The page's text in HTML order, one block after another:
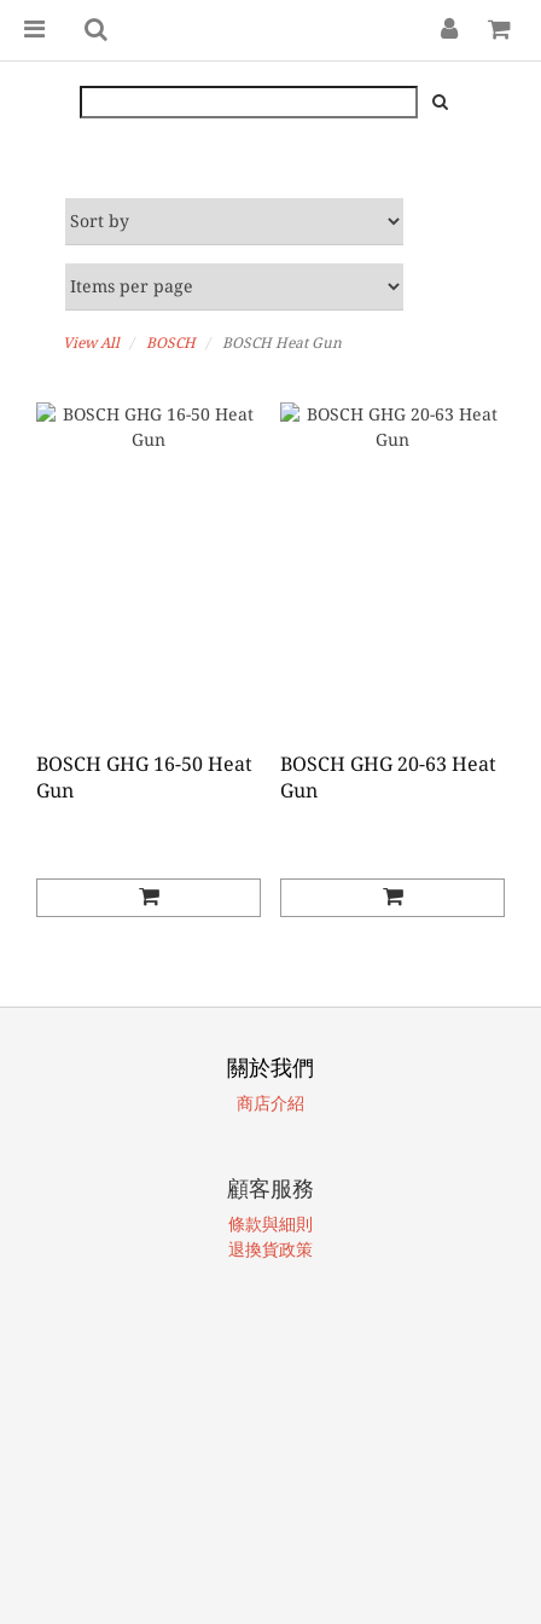
View All BOSCH BOSCH Heat Gun
BOSCH GHG 16-50 Heat
Gun
BOSCH GHG 20-63 Heat
Gun
關於我們
商店介紹
顧客服務
條款與細則
退換貨政策